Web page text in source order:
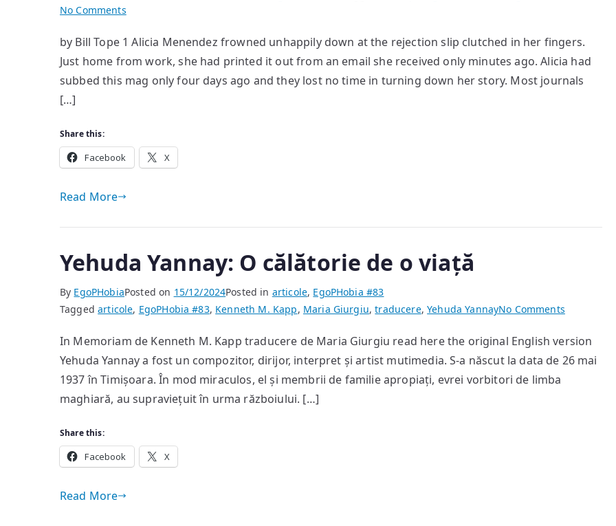
No Commentson
by Bill Tope 1 Alicia Menendez frowned unhappily down at the rejection slip clutched in her fingers.
Just home from work, she had printed it out from an email she received only minutes ago. Alicia had
subbed this mag only four days ago and they lost no time in turning down her story. Most journals
[…]
Share this:
Facebook X
Read More
Yehuda Yannay: O călătorie de o viață
By EgoPHobiaPosted on 15/12/2024Posted in articole, EgoPHobia #83
Taggedarticole, EgoPHobia #83, Kenneth M. Kapp, Maria Giurgiu,traducere,Yehuda YannayNo Commentson
Yannay:
O
In Memoriam de Kenneth M. Kapp traducere de Maria Giurgiu read here the original English version
Yehuda Yannay a fost un compozitor, dirijor, interpret și artist mutimedia. S-a născut la data de 26 mai
1937 în Timișoara. În mod miraculos, el și membrii de familie apropiați, evrei vorbitori de limba
maghiară, au supraviețuit în urma războiului. […]
Share this:
Facebook X
Read More